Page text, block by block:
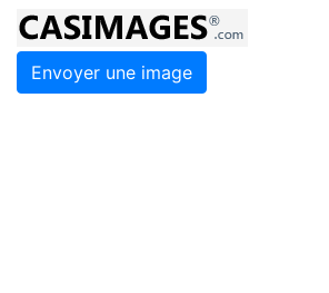
Envoyer une image